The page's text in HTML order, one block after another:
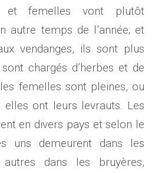
et femelles vont plutôt
autre temps de l’année; et
vendanges, ils sont plus
chargés d’herbes et de
femelles sont pleines, ou
elles ont leurs levrauts. Les
en divers pays et selon le
uns demeurent dans les
dans les bruyères,